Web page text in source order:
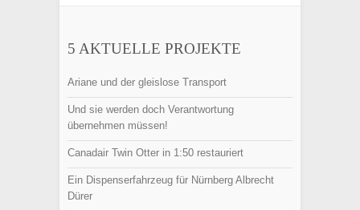
5 AKTUELLE PROJEKTE
Ariane und der gleislose Transport
Und sie werden doch Verantwortung
übernehmen müssen!
Canadair Twin Otter in 1:50 restauriert
Ein Dispenserfahrzeug für Nürnberg Albrecht
Dürer